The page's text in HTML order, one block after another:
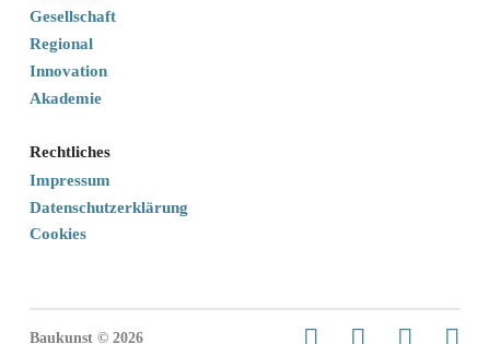
Gesellschaft
Regional
Innovation
Akademie
Rechtliches
Impressum
Datenschutzerklärung
Cookies
Baukunst © 2026